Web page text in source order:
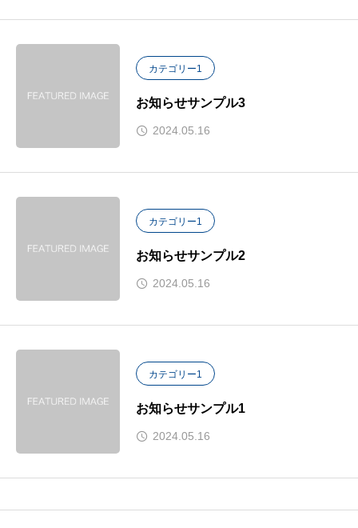
カテゴリー1
お知らせサンプル3
2024.05.16
カテゴリー1
お知らせサンプル2
2024.05.16
カテゴリー1
お知らせサンプル1
2024.05.16